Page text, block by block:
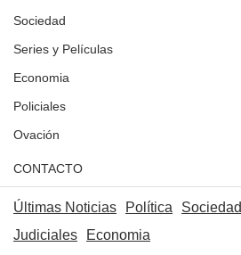
Sociedad
Series y Películas
Economia
Policiales
Ovación
CONTACTO
Últimas Noticias Política Sociedad
Judiciales
Economia